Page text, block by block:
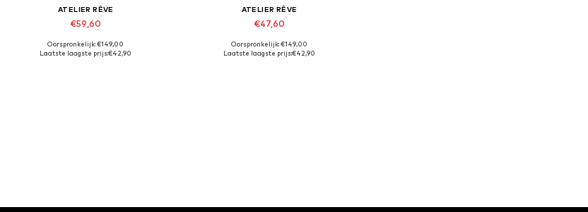
ATELIER RÊVE
€59,60
Beschikbare maten: 36
Oorspronkelijk: €149,00
Laatste laagste prijs:€42,90
ATELIER RÊVE
€47,60
Beschikbare maten: 34
Oorspronkelijk: €149,00
Laatste laagste prijs:€42,90